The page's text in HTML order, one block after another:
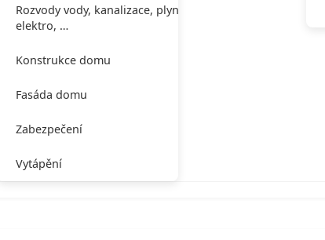
Rozvody vody, kanalizace, plynu,
elektro, …
Konstrukce domu
Fasáda domu
Zabezpečení
Vytápění